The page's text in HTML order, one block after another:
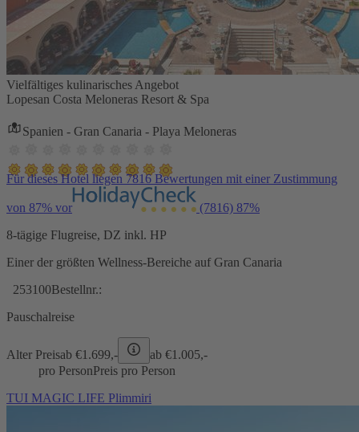
Vielfältiges kulinarisches Angebot
Lopesan Costa Meloneras Resort & Spa
Spanien - Gran Canaria - Playa Meloneras
Für dieses Hotel liegen 7816 Bewertungen mit einer Zustimmung
von 87% vor (7816) 87%
8-tägige Flugreise, DZ inkl. HP
Einer der größten Wellness-Bereiche auf Gran Canaria
253100Bestellnr.:
Pauschalreise
Alter Preisab €1.699,- ab €1.005,-
pro PersonPreis pro Person
TUI MAGIC LIFE Plimmiri